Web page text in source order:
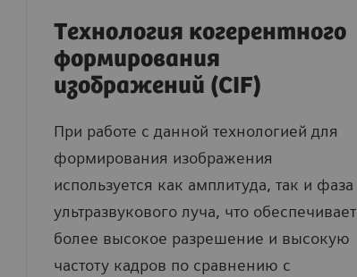
Технология когерентного
формирования
изображений (CIF)
При работе с данной технологией для
формирования изображения
используется как амплитуда, так и фаза
ультразвукового луча, что обеспечивает
более высокое разрешение и высокую
частоту кадров по сравнению с